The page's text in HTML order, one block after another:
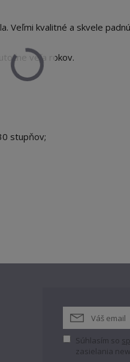
Veľmi kvalitné a skvele
veľa rokov.
stupňov;
Súhlasím so
zasielania